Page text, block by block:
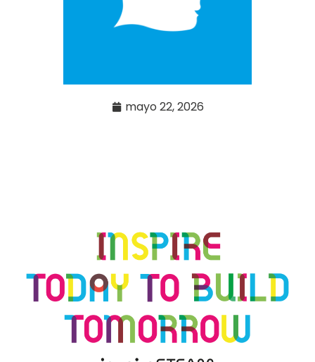
mayo 22, 2026